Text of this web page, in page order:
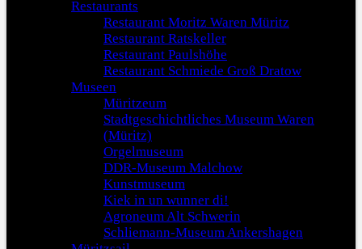
Restaurants
Restaurant Moritz Waren Müritz
Restaurant Ratskeller
Restaurant Paulshöhe
Restaurant Schmiede Groß Dratow
Museen
Müritzeum
Stadtgeschichtliches Museum Waren
(Müritz)
Orgelmuseum
DDR-Museum Malchow
Kunstmuseum
Kiek in un wunner di!
Agroneum Alt Schwerin
Schliemann-Museum Ankershagen